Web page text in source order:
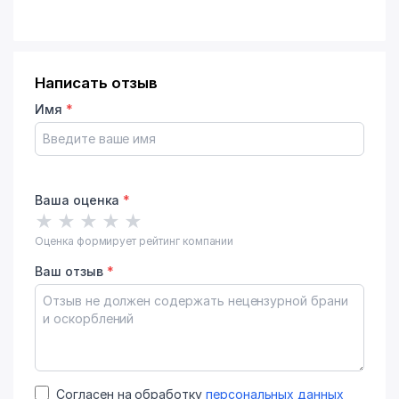
Написать отзыв
Имя *
Ваша оценка *
★ ★ ★ ★ ★
Оценка формирует рейтинг компании
Ваш отзыв *
Согласен на обработку персональных данных